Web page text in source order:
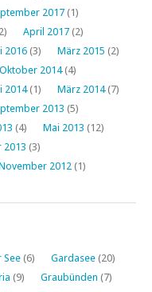
2017 (1)
April 2017 (2)
2016 (3) März 2015 (2)
Oktober 2014(4)
2014(1) März 2014(7)
2013 (5)
(4) Mai 2013 (12)
2013 (3)
2012 (1)
See (6) Gardasee (20)
(9) Graubünden (7)